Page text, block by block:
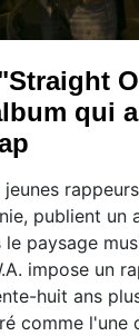
qui
publient un
paysage
impose un
huit ans
comme l'une